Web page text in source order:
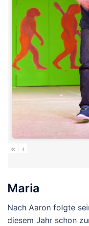
« ‹
Maria
Nach Aaron folgte
diesem Jahr schon